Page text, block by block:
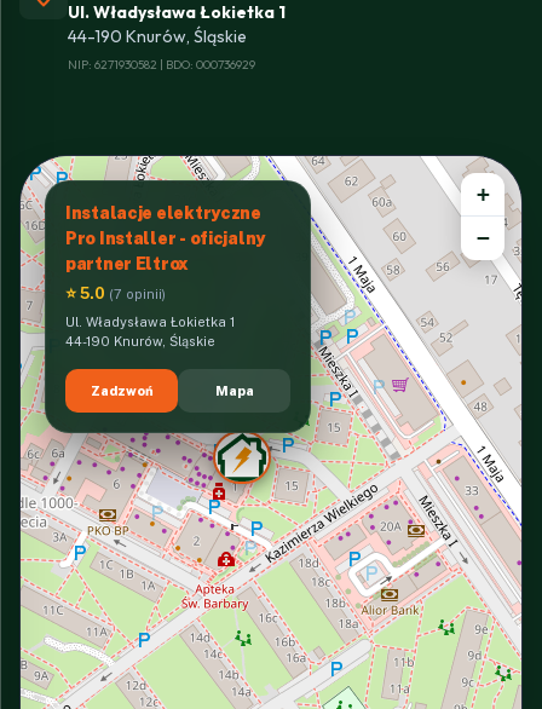
Ul. Władysława Łokietka 1
44-190 Knurów, Śląskie
NIP: 6271930582 | BDO: 000736929
Instalacje elektryczne
Pro Installer - oficjalny
partner Eltrox
⭐ 5.0 (7 opinii)
Ul. Władysława Łokietka 1
44-190 Knurów, Śląskie
Zadzwoń Mapa
+
−